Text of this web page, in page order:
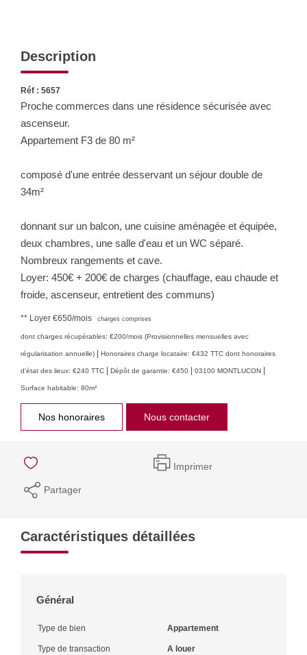
Description
Réf : 5657
Proche commerces dans une résidence sécurisée avec
ascenseur.
Appartement F3 de 80 m²
composé d'une entrée desservant un séjour double de
34m²
donnant sur un balcon, une cuisine aménagée et équipée,
deux chambres, une salle d'eau et un WC séparé.
Nombreux rangements et cave.
Loyer: 450€ + 200€ de charges (chauffage, eau chaude et
froide, ascenseur, entretient des communs)
** Loyer €650/mois charges comprises
dont charges récupérables: €200/mois (Provisionnelles mensuelles avec
régularisation annuelle) | Honoraires charge locataire: €432 TTC dont honoraires
d'état des lieux: €240 TTC | Dépôt de garantie: €450 | 03100 MONTLUCON |
Surface habitable: 80m²
Nos honoraires Nous contacter
Imprimer
Partager
Caractéristiques détaillées
Général
Type de bien Appartement
Type de transaction A louer